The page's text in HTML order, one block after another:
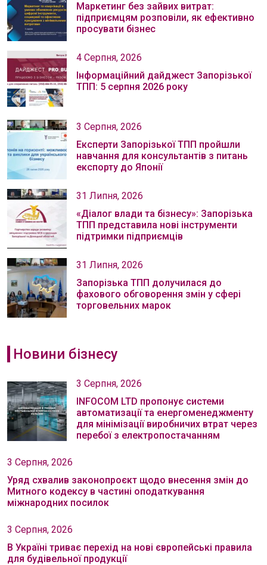
Маркетинг без зайвих витрат:
підприємцям розповіли, як ефективно
просувати бізнес
4 Серпня, 2026
Інформаційний дайджест Запорізької
ТПП: 5 серпня 2026 року
3 Серпня, 2026
Експерти Запорізької ТПП пройшли
навчання для консультантів з питань
експорту до Японії
31 Липня, 2026
«Діалог влади та бізнесу»: Запорізька
ТПП представила нові інструменти
підтримки підприємців
31 Липня, 2026
Запорізька ТПП долучилася до
фахового обговорення змін у сфері
торговельних марок
Новини бізнесу
3 Серпня, 2026
INFOCOM LTD пропонує системи
автоматизації та енергоменеджменту
для мінімізації виробничих втрат через
перебої з електропостачанням
3 Серпня, 2026
Уряд схвалив законопроєкт щодо внесення змін до
Митного кодексу в частині оподаткування
міжнародних посилок
3 Серпня, 2026
В Україні триває перехід на нові європейські правила
для будівельної продукції